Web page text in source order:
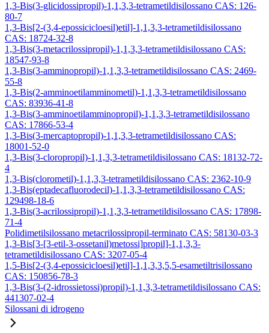
1,3-Bis(3-glicidossipropil)-1,1,3,3-tetrametildisilossano CAS: 126-
80-7
1,3-Bis[2-(3,4-epossicicloesil)etil]-1,1,3,3-tetrametildisilossano
CAS: 18724-32-8
1,3-Bis(3-metacrilossipropil)-1,1,3,3-tetrametildisilossano CAS:
18547-93-8
1,3-Bis(3-amminopropil)-1,1,3,3-tetrametildisilossano CAS: 2469-
55-8
1,3-Bis(2-amminoetilamminometil)-1,1,3,3-tetrametildisilossano
CAS: 83936-41-8
1,3-Bis(3-amminoetilamminopropil)-1,1,3,3-tetrametildisilossano
CAS: 17866-53-4
1,3-Bis(3-mercaptopropil)-1,1,3,3-tetrametildisilossano CAS:
18001-52-0
1,3-Bis(3-cloropropil)-1,1,3,3-tetrametildisilossano CAS: 18132-72-
4
1,3-Bis(clorometil)-1,1,3,3-tetrametildisilossano CAS: 2362-10-9
1,3-Bis(eptadecafluorodecil)-1,1,3,3-tetrametildisilossano CAS:
129498-18-6
1,3-Bis(3-acrilossipropil)-1,1,3,3-tetrametildisilossano CAS: 17898-
71-4
Polidimetilsilossano metacrilossipropil-terminato CAS: 58130-03-3
1,3-Bis[3-[3-etil-3-ossetanil)metossi]propil]-1,1,3,3-
tetrametildisilossano CAS: 3207-05-4
1,5-Bis[2-(3,4-epossicicloesil)etil]-1,1,3,3,5,5-esametiltrisilossano
CAS: 150856-78-3
1,3-Bis(3-(2-idrossietossi)propil)-1,1,3,3-tetrametildisilossano CAS:
441307-02-4
Silossani di idrogeno